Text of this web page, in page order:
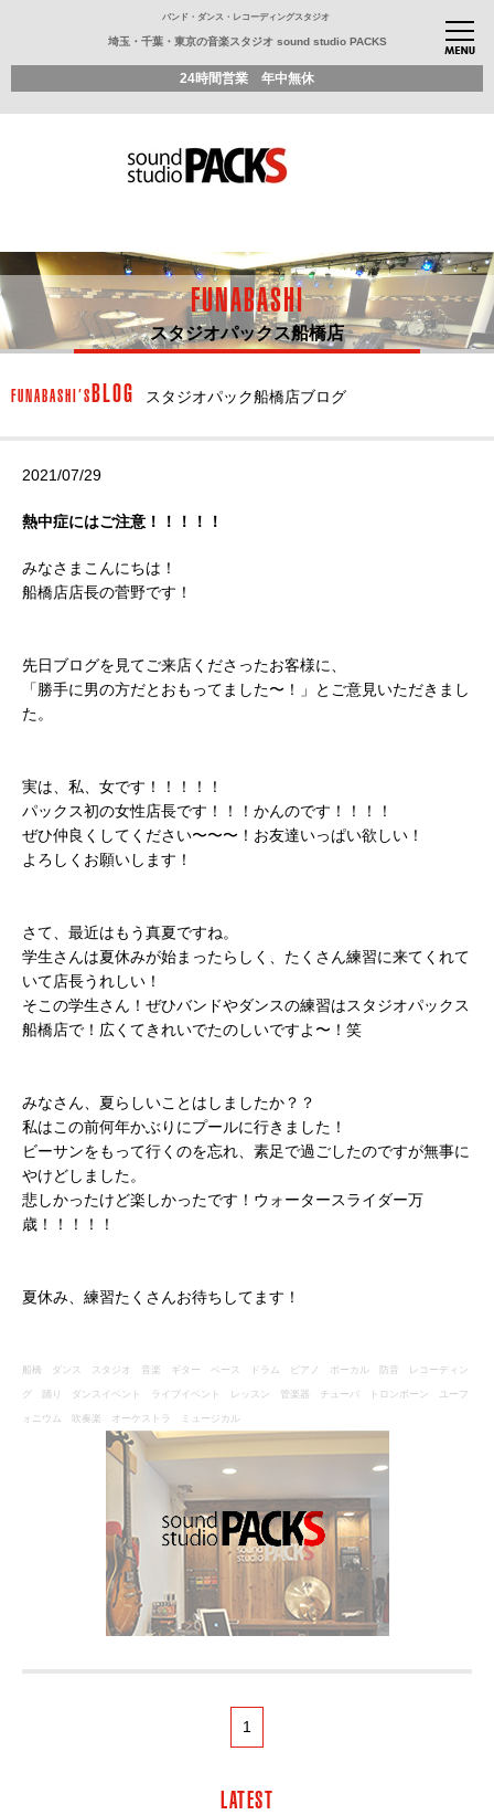
バンド・ダンス・レコーディングスタジオ
埼玉・千葉・東京の音楽スタジオ sound studio PACKS
24時間営業 年中無休
FUNABASHI
スタジオパックス船橋店
FUNABASHI’SBLOG スタジオパック船橋店ブログ
2021/07/29
熱中症にはご注意！！！！！
みなさまこんにちは！
船橋店店長の菅野です！
先日ブログを見てご来店くださったお客様に、
「勝手に男の方だとおもってました〜！」とご意見いただきまし
た。
実は、私、女です！！！！！
パックス初の女性店長です！！！かんのです！！！！
ぜひ仲良くしてください〜〜〜！お友達いっぱい欲しい！
よろしくお願いします！
さて、最近はもう真夏ですね。
学生さんは夏休みが始まったらしく、たくさん練習に来てくれて
いて店長うれしい！
そこの学生さん！ぜひバンドやダンスの練習はスタジオパックス
船橋店で！広くてきれいでたのしいですよ〜！笑
みなさん、夏らしいことはしましたか？？
私はこの前何年かぶりにプールに行きました！
ビーサンをもって行くのを忘れ、素足で過ごしたのですが無事に
やけどしました。
悲しかったけど楽しかったです！ウォータースライダー万
歳！！！！！
夏休み、練習たくさんお待ちしてます！
船橋 ダンス スタジオ 音楽 ギター ベース ドラム ピアノ ボーカル 防音 レコーディン
グ 踊り ダンスイベント ライブイベント レッスン 管楽器 チューバ トロンボーン ユーフ
ォニウム 吹奏楽 オーケストラ ミュージカル
1
LATEST